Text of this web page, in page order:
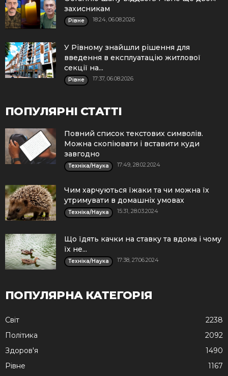
захисникам
Рівне 18:24, 06.08.2026
У Рівному знайшли рішення для
введення в експлуатацію житлової
секції на...
Рівне 17:37, 06.08.2026
ПОПУЛЯРНІ СТАТТІ
Повний список текстових символів.
Можна скопіювати і вставити куди
завгодно
Техніка/Наука 17:49, 28.02.2024
Чим харчуються їжаки та чи можна їх
утримувати в домашніх умовах
Техніка/Наука 15:31, 28.03.2024
Що їдять качки на ставку та вдома і чому
їх не...
Техніка/Наука 17:38, 27.06.2024
ПОПУЛЯРНА КАТЕГОРІЯ
Cвіт
2238
Політика
2092
Здоров'я
1490
Рівне
1167